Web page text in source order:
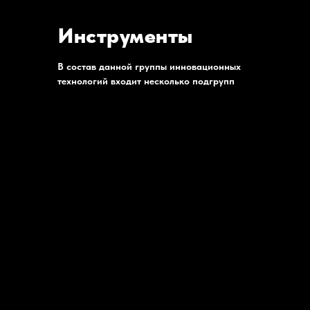
Инструменты
В состав данной группы инновационных
технологий входит несколько подгрупп